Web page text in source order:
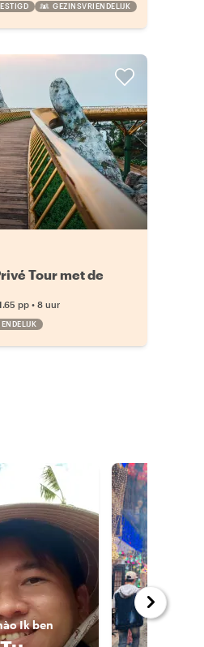
GEZINSVRIENDELIJK
Tour met de
pp• 8 uur
Ik ben xin chào